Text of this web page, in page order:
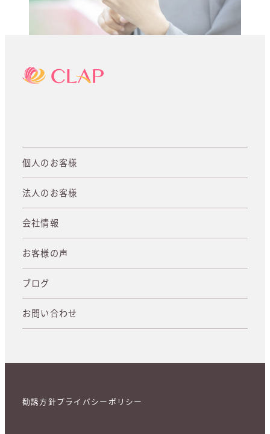
個人のお客様
法人のお客様
会社情報
お客様の声
ブログ
お問い合わせ
勧誘方針プライバシーポリシー